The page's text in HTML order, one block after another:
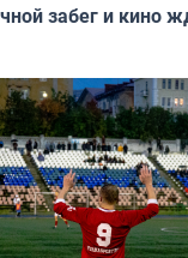
забег и кино